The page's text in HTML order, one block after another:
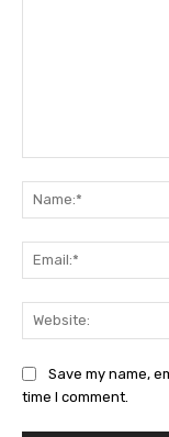
Save my name,
time I comment.